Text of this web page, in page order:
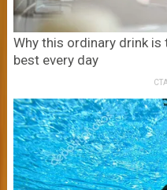
Why this ordinary drink
best every day